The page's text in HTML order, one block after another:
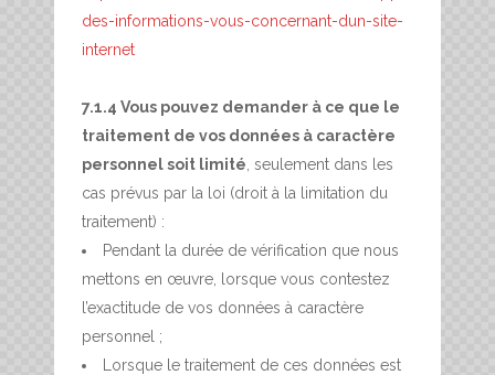
des-informations-vous-concernant-dun-site-
internet
7.1.4 Vous pouvez demander à ce que le
traitement de vos données à caractère
personnel soit limité , seulement dans les
cas prévus par la loi (droit à la limitation du
traitement) :
Pendant la durée de vérification que nous
mettons en œuvre, lorsque vous contestez
l’exactitude de vos données à caractère
personnel ;
Lorsque le traitement de ces données est